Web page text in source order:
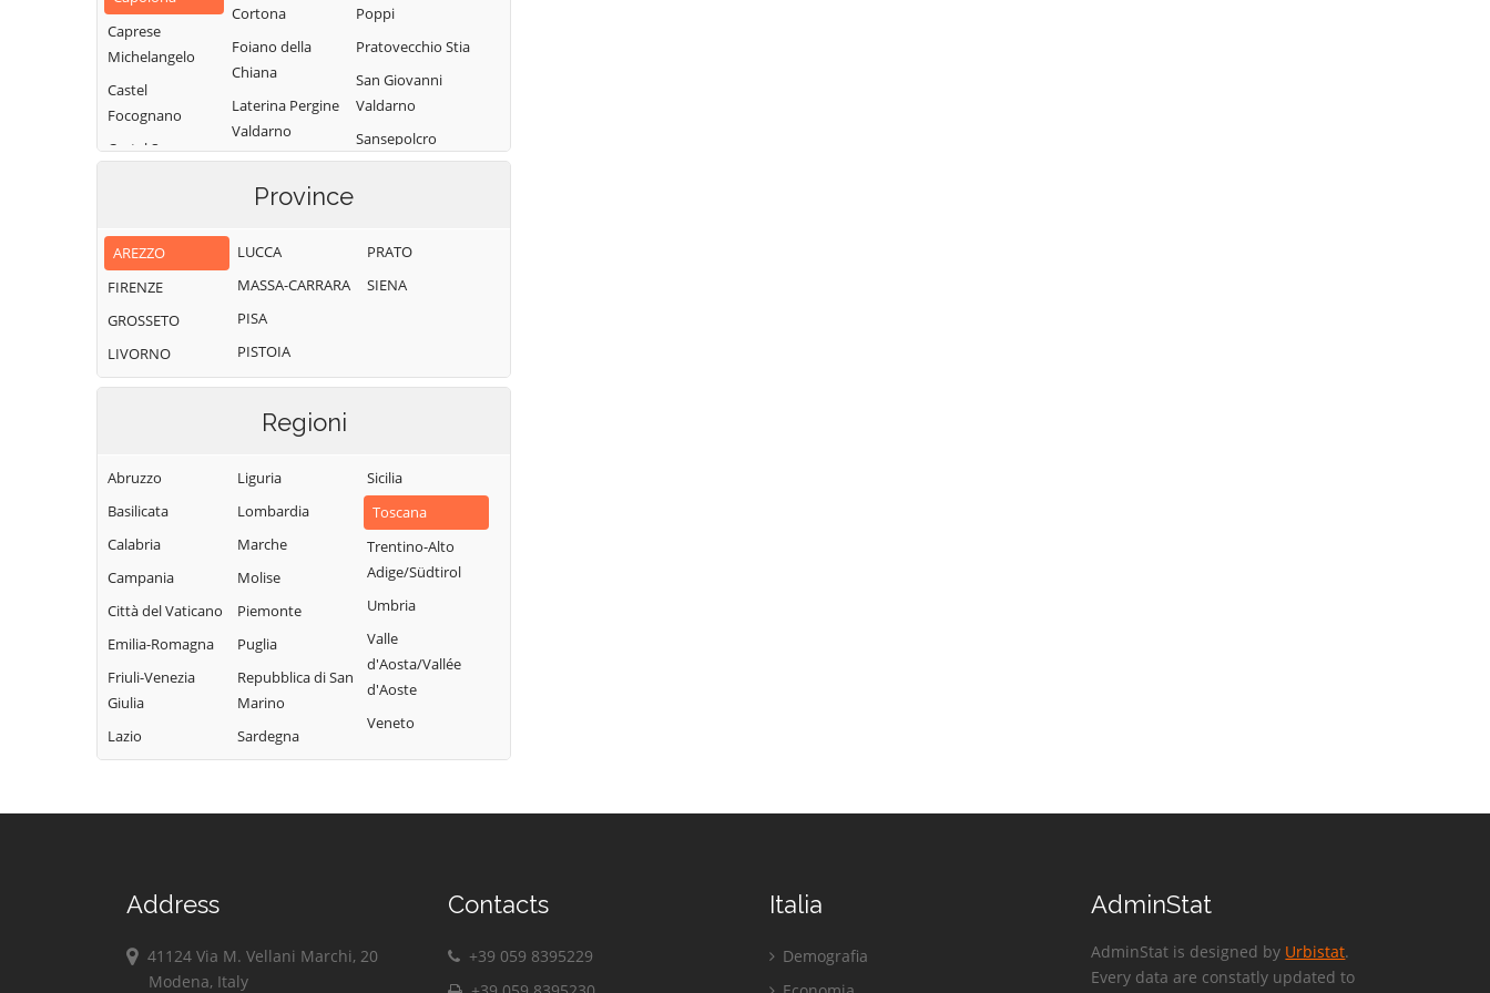
Caprese
Michelangelo
Castel
Focognano
Castel San
Piandiscò
Castiglion
Fibocchi
Castiglion
Fiorentino
Cortona
Foiano della
Chiana
Laterina Pergine
Valdarno
Loro Ciuffenna
Lucignano
Chiana
Monte San
Savino
Montemignaio
Poppi
Pratovecchio Stia
San Giovanni
Valdarno
Sansepolcro
Bracciolini
Province
AREZZO
FIRENZE
GROSSETO
LIVORNO
LUCCA
MASSA-CARRARA
PISA
PISTOIA
PRATO
SIENA
Regioni
Abruzzo
Basilicata
Calabria
Campania
Città del Vaticano
Emilia-Romagna
Friuli-Venezia
Giulia
Lazio
Liguria
Lombardia
Marche
Molise
Piemonte
Puglia
Repubblica di San
Marino
Sardegna
Sicilia
Toscana
Trentino-Alto
Adige/Südtirol
Umbria
Valle
d'Aosta/Vallée
d'Aoste
Veneto
Address
41124 Via M. Vellani Marchi, 20
Modena, Italy
Contacts
+39 059 8395229
Italia
Demografia
AdminStat
AdminStat is designed by Urbistat.
Every data are constatly updated to